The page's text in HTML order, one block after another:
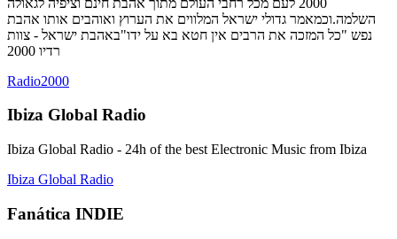
השלמה.וכמאמר גדולי ישראל המלווים את הערוץ ואוהבים אותו אהבת
נפש "כל המזכה את הרבים אין חטא בא על ידו"באהבת ישראל - צוות
רדיו 2000
Radio2000
Ibiza Global Radio
Ibiza Global Radio - 24h of the best Electronic Music from Ibiza
Ibiza Global Radio
Fanática INDIE